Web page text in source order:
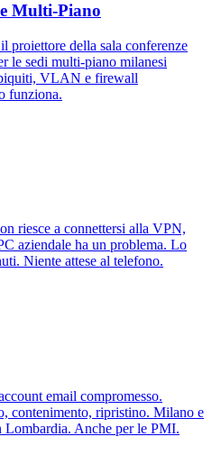
Multi-Piano
proiettore della sala conferenze
le sedi multi-piano milanesi
VLAN e firewall
funziona.
riesce a connettersi alla VPN,
aziendale ha un problema. Lo
Niente attese al telefono.
email compromesso.
contenimento, ripristino. Milano e
Anche per le PMI.